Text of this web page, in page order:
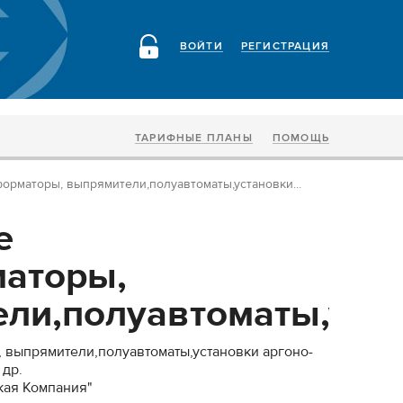
РЕГИСТРАЦИЯ
ВОЙТИ
ТАРИФНЫЕ ПЛАНЫ ПОМОЩЬ
выпрямители,полуавтоматы,установки...
аргоно-
Компания"